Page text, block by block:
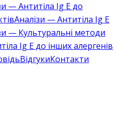
— Антитіла Ig E до
Аналізи — Антитіла Ig E
— Культуральні методи
Ig E до інших алергенів
ВідгукиКонтакти